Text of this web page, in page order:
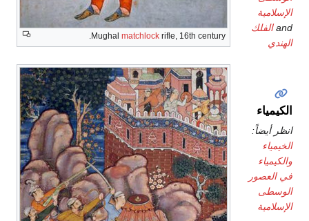
Mughal matchlockrifle, 16th century.